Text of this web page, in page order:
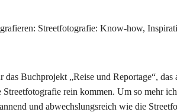
Streetfotografie: Know-how,
Buchprojekt „Reise und Reportage“,
rein kommen. Um so mehr
und abwechslungsreich wie die